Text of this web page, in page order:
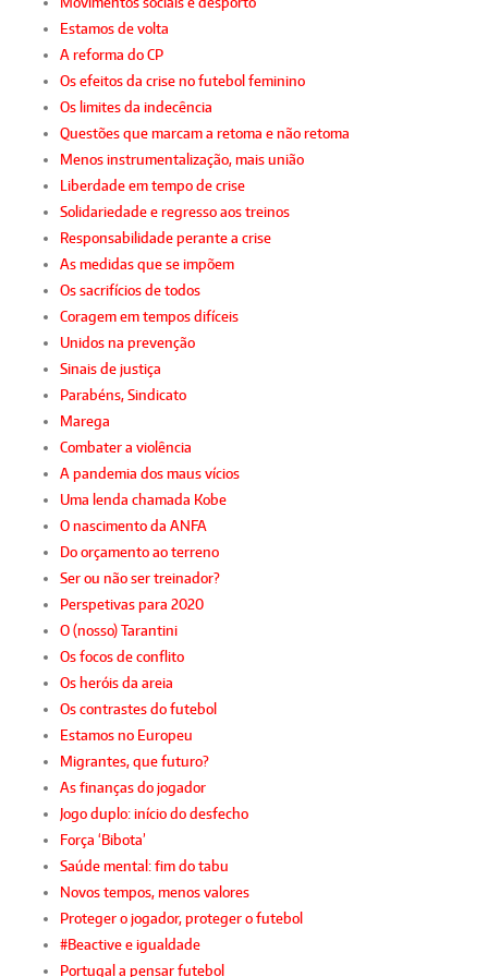
Estamos de volta
A reforma do CP
Os efeitos da crise no futebol feminino
Os limites da indecência
Questões que marcam a retoma e não retoma
Menos instrumentalização, mais união
Liberdade em tempo de crise
Solidariedade e regresso aos treinos
Responsabilidade perante a crise
As medidas que se impõem
Os sacrifícios de todos
Coragem em tempos difíceis
Unidos na prevenção
Sinais de justiça
Parabéns, Sindicato
Marega
Combater a violência
A pandemia dos maus vícios
Uma lenda chamada Kobe
O nascimento da ANFA
Do orçamento ao terreno
Ser ou não ser treinador?
Perspetivas para 2020
O (nosso) Tarantini
Os focos de conflito
Os heróis da areia
Os contrastes do futebol
Estamos no Europeu
Migrantes, que futuro?
As finanças do jogador
Jogo duplo: início do desfecho
Força ‘Bibota’
Saúde mental: fim do tabu
Novos tempos, menos valores
Proteger o jogador, proteger o futebol
#Beactive e igualdade
Portugal a pensar futebol